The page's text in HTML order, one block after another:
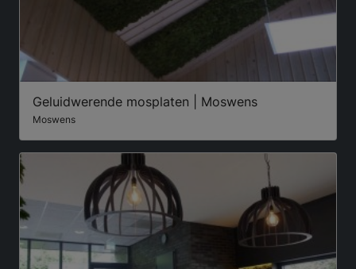
Geluidwerende mosplaten | Moswens
Moswens